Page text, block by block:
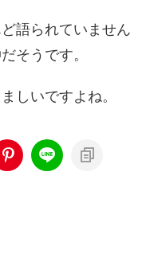
語られていません
そうです。
しいですよね。